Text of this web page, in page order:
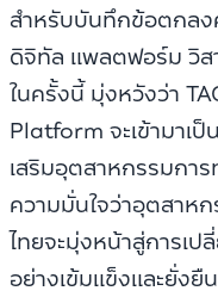
สำหรับบันทึกข้อตกลง
ดิจิทัล แพลตฟอร์ม วิส
ในครั้งนี้ มุ่งหวังว่า
Platform จะเข้ามาเ
เสริมอุตสาหกรรมกา
ความมั่นใจว่าอุตสาห
ไทยจะมุ่งหน้าสู่การเ
อย่างเข้มแข็งและยั่งยื